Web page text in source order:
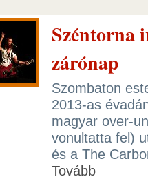
Széntorna
zárónap
Szombaton
2013-as
magyar over-
vonultatta fel)
és a The
Tovább